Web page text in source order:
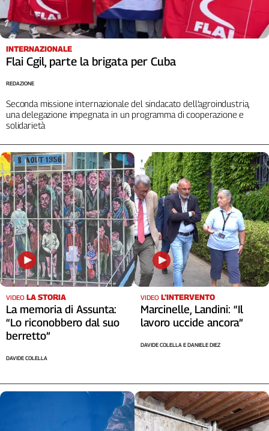
INTERNAZIONALE
Flai Cgil, parte la brigata per Cuba
Seconda missione internazionale del sindacato dell’agroindustria,
una delegazione impegnata in un programma di cooperazione e
solidarietà
REDAZIONE
VIDEO LA STORIA
La memoria di Assunta:
“Lo riconobbero dal suo
berretto”
DAVIDE COLELLA
VIDEO L’INTERVENTO
Marcinelle, Landini: “Il
lavoro uccide ancora”
DAVIDE COLELLA E DANIELE DIEZ